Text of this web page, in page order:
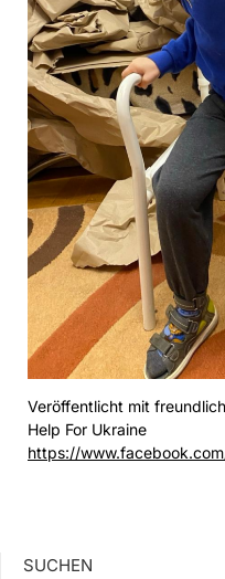
Veröffentlicht mit
Help For Ukraine
https://
SUCHEN